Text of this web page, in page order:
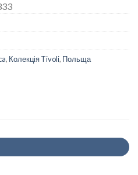
, Колекція Tivoli, Польща